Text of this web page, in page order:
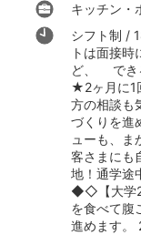
キッチン・
シフト制 /
トは面接
ど、 でき
★2ヶ月に1
方の相談も
づくりを進
ューも、
客さまにも
地！通学途
◆◇【大学2
を食べて腹
進めます。